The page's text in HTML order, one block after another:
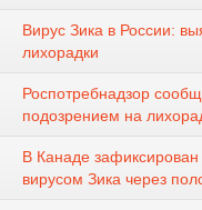
Вирус Зика в России:
лихорадки
Роспотребнадзор
подозрением на
В Канаде
вирусом Зика через